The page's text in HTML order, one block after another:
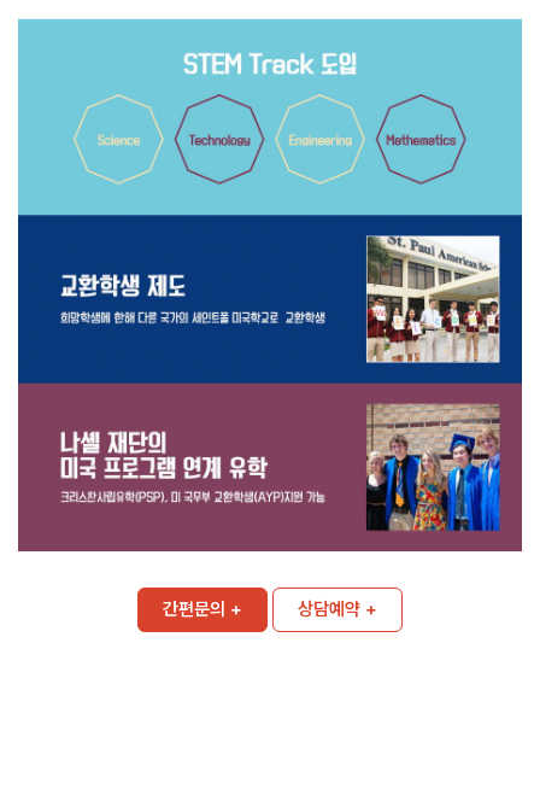
간편문의 + 상담예약 +